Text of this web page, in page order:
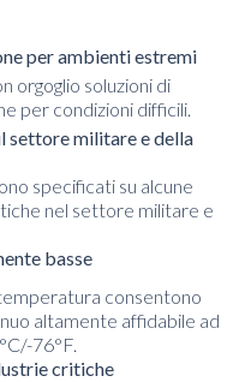
per ambienti estremi
orgoglio soluzioni di
per condizioni difficili.
militare e della
specificati su alcune
nel settore militare e
basse
consentono
altamente affidabile ad
76°F.
critiche